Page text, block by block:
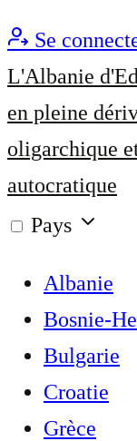
Se
L'Albanie
en pleine
oligarchique
autocratique
Pays
Albanie
Bosnie-
Bulgarie
Croatie
Grèce